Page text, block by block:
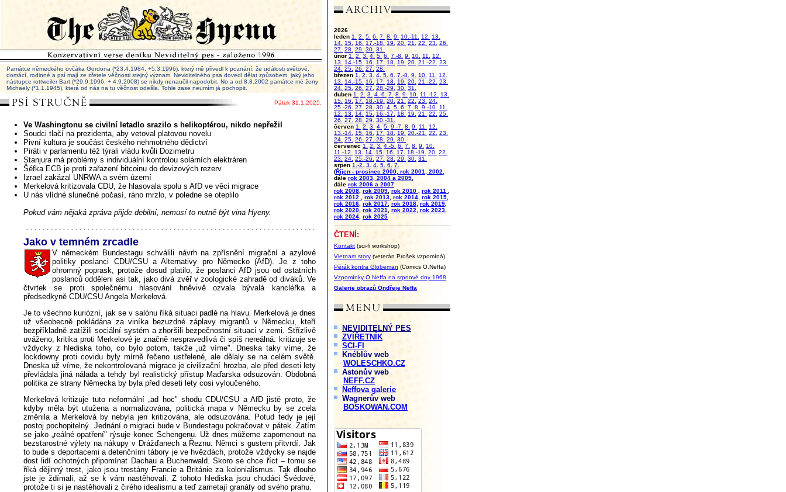
2026
leden 1. 2. 5. 6. 7. 8. 9. 10.-11. 12.
13.
14.
15. 16. 17.-18. 19. 20. 21. 22. 23.
26.
27.
28. 29. 30. 31.
únor 1. 2. 3. 4. 5. 6. 7.-8. 9. 10. 11.
12.
13.
14.-15. 16. 17. 18. 19. 20. 21.-22.
23.
24. 25. 26. 27.
28.
březen 1. 2. 3. 4. 5. 6. 7.-8. 9. 10. 11.
12.
13.
14.-15. 16. 17. 18. 19. 20. 21.-22.
23.
24. 25. 26. 27. 28.-29. 30. 31.
duben 1. 2. 3. 4.-6. 7. 8. 9. 10. 11.-12.
13.
15.
16. 17. 18.-19. 20. 21. 22. 23.
24.
25.-26.
27. 28. 30. 4. 5. 6. 7. 8. 9.-10.
11.
12.
13. 14. 15. 16.-17. 18. 19. 21. 22.
25.
26.
27. 28. 29.
30.-31.
červen 1. 2. 3. 4. 5. 9.-7. 8. 9. 11.
12.
13.-14.
15. 16. 17. 18. 19. 20.-21. 22.
23.
24. 25. 26. 27.-28. 29.
30.
červenec 1. 2. 3. 4.-5. 6. 7. 8. 9.
10.
11.-12.
13. 14. 15. 16. 17. 18.-19. 20. 22.
23.
24. 25.-26. 27. 28. 29. 30. 31.
srpen 1.-2. 3. 4. 5. 6. 7.
(Říjen - prosinec 2000, rok 2001, 2002,
dále rok 2003, 2004 a 2005
dále rok 2006 a 2007
rok 2008 rok 2009 rok 2010 rok 2011
rok 2012
rok 2013 rok 2014 rok 2015
rok 2016 rok 2017 rok 2018 rok 2019
rok 2020 rok 2021 rok 2022 rok 2023
rok 2024 rok 2025
ČTENÍ:
Kontakt (sci-fi workshop)
Vietnam story (veterán Prošek vzpomíná)
Pérák kontra Globeman (Comics O.Neffa)
Vzpomínky O.Neffa na srpnové dny 1968
Galerie obrazů Ondřeje Neffa
NEVIDITELNÝ PES
ZVÍŘETNÍK
SCI-FI
Knéblův web
WOLESCHKO.CZ
Astonův web
NEFF.CZ
Neffova galerie
Wagnerův web
BOSKOWAN.COM
Památce německého ovčáka Gordona (*23.4.1984, +5.3.1996), který mě přivedl k poznání, že události světové,
domácí, rodinné a psí mají ze zřetele věčnosti stejný význam. Neviditelného psa dovedl dělat způsobem, jaký jeho
nástupce rottweiler Bart (*29.9.1996, + 4.9.2008) se nikdy nenaučil napodobit. No a od 8.8.2002 památce mé ženy
Michaely (*1.1.1945), která od nás na tu věčnost odešla. Tohle zase neumím já pochopit.
Pátek 31.1.2025.
Ve Washingtonu se civilní letadlo srazilo s helikoptérou, nikdo nepřežil
Soudci tlačí na prezidenta, aby vetoval platovou novelu
Pivní kultura je součást českého nehmotného dědictví
Piráti v parlamentu též týrali vládu kvůli Dozimetru
Stanjura má problémy s individuální kontrolou solárních elektráren
Šéfka ECB je proti zařazení bitcoinu do devizových rezerv
Izrael zakázal UNRWA a svém území
Merkelová kritizovala CDU, že hlasovala spolu s AfD ve věci migrace
U nás vlídné slunečné počasí, ráno mrzlo, v poledne se oteplilo
Pokud vám nějaká zpráva přijde debilní, nemusí to nutně být vina Hyeny.
Jako v temném zrcadle
V německém Bundestagu schválili návrh na zpřísnění migrační a azylové
politiky poslanci CDU/CSU a Alternativy pro Německo (AfD). Je z toho
ohromný poprask, protože dosud platilo, že poslanci AfD jsou od ostatních
poslanců odděleni asi tak, jako divá zvěř v zoologické zahradě od diváků. Ve
čtvrtek se proti společnému hlasování hněvivě ozvala bývalá kancléřka a
předsedkyně CDU/CSU Angela Merkelová.
Je to všechno kuriózní, jak se v salónu říká situaci padlé na hlavu. Merkelová je dnes
už všeobecně pokládána za viníka bezuzdné záplavy migrantů v Německu, kteří
bezpříkladně zatížili sociální systém a zhoršili bezpečnostní situaci v zemi. Střízlivě
uváženo, kritika proti Merkelové je značně nespravedlivá či spíš nereálná: kritizuje se
vždycky z hlediska toho, co bylo potom, takže „už víme". Dneska taky víme, že
lockdowny proti covidu byly mírně řečeno ustřelené, ale dělaly se na celém světě.
Dneska už víme, že nekontrolovaná migrace je civilizační hrozba, ale před deseti lety
převládala jiná nálada a tehdy byl realistický přístup Maďarska odsuzován. Obdobná
politika ze strany Německa by byla před deseti lety cosi vyloučeného.
Merkelová kritizuje tuto neformální „ad hoc" shodu CDU/CSU a AfD jistě proto, že
kdyby měla být utužena a normalizována, politická mapa v Německu by se zcela
změnila a Merkelová by nebyla jen kritizována, ale odsuzována. Potud tedy je její
postoj pochopitelný. Jednání o migraci bude v Bundestagu pokračovat v pátek. Zatím
se jako „reálné opatření" rýsuje konec Schengenu. Už dnes můžeme zapomenout na
bezstarostné výlety na nákupy v Drážďanech a Řeznu. Němci s gustem přitvrdí. Jak
to bude s deportacemi a detenčními tábory je ve hvězdách, protože vždycky se najde
dost lidí ochotných připomínat Dachau a Buchenwald. Skoro se chce říct – tomu se
říká dějinný trest, jako jsou trestány Francie a Británie za kolonialismus. Tak dlouho
jste je ždímali, až se k vám nastěhovali. Z tohoto hlediska jsou chudáci Švédové,
protože ti si je nastěhovali z čirého idealismu a teď zametají granáty od svého prahu.